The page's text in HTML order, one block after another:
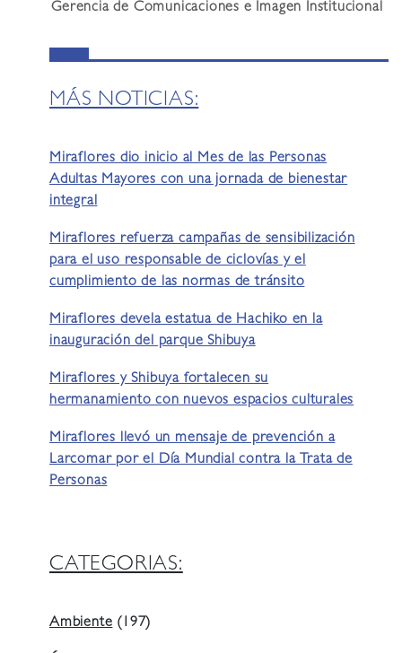
Gerencia de Comunicaciones e Imagen Institucional
MÁS NOTICIAS:
Miraflores dio inicio al Mes de las Personas
Adultas Mayores con una jornada de bienestar
integral
Miraflores refuerza campañas de sensibilización
para el uso responsable de ciclovías y el
cumplimiento de las normas de tránsito
Miraflores devela estatua de Hachiko en la
inauguración del parque Shibuya
Miraflores y Shibuya fortalecen su
hermanamiento con nuevos espacios culturales
Miraflores llevó un mensaje de prevención a
Larcomar por el Día Mundial contra la Trata de
Personas
CATEGORIAS:
Ambiente(197)